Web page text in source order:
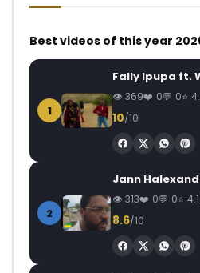
Best videos of this year
1
Fally Ipupa ft.
369 0 0
10/10
2
Jann
313 0 0
8.6/10